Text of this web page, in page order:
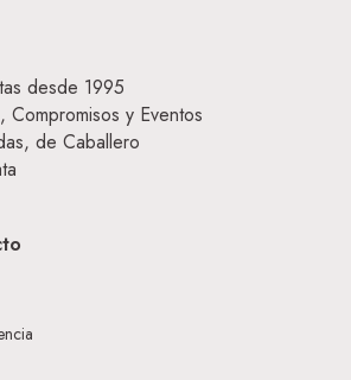
desde 1995
Compromisos y Eventos
de Caballero